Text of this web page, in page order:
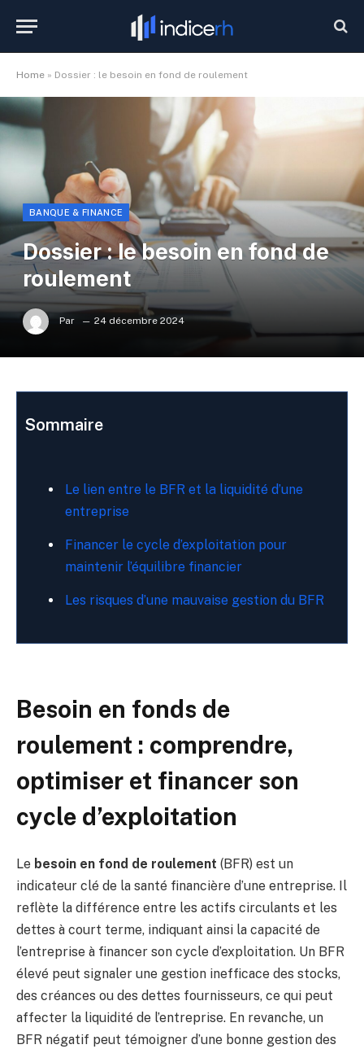
Home » Dossier : le besoin en fond de roulement
BANQUE & FINANCE
Dossier : le besoin en fond de
roulement
Par 24 décembre 2024
Sommaire
Le lien entre le BFR et la liquidité d’une
entreprise
Financer le cycle d’exploitation pour
maintenir l’équilibre financier
Les risques d’une mauvaise gestion du BFR
Besoin en fonds de
roulement : comprendre,
optimiser et financer son
cycle d’exploitation
Le besoin en fond de roulement (BFR) est un
indicateur clé de la santé financière d’une entreprise. Il
reflète la différence entre les actifs circulants et les
dettes à court terme, indiquant ainsi la capacité de
l’entreprise à financer son cycle d’exploitation. Un BFR
élevé peut signaler une gestion inefficace des stocks,
des créances ou des dettes fournisseurs, ce qui peut
affecter la liquidité de l’entreprise. En revanche, un
BFR négatif peut témoigner d’une bonne gestion des